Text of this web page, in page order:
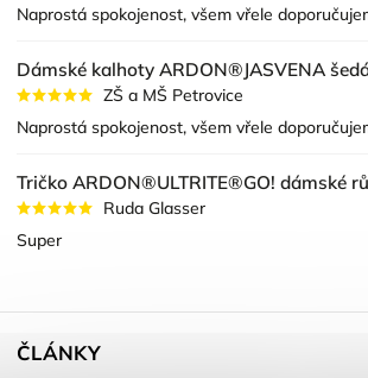
Naprostá spokojenost, všem vřele
Dámské kalhoty ARDON®JASVENA
ZŠ a MŠ Petrovice
Naprostá spokojenost, všem vřele
Tričko ARDON®ULTRITE®GO! dámské
Ruda Glasser
Super
ČLÁNKY